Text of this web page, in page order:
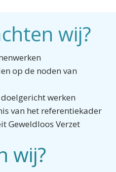
wij?
op de noden van
werken
van het referentiekader
Geweldloos Verzet
wij?